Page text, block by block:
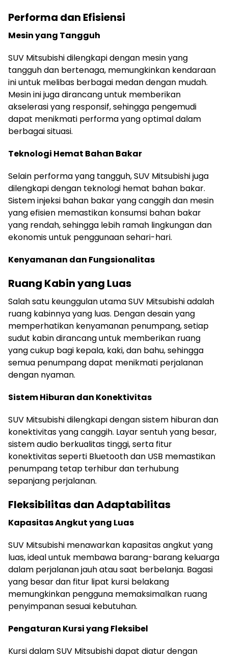
Performa dan Efisiensi
Mesin yang Tangguh
SUV Mitsubishi dilengkapi dengan mesin yang
tangguh dan bertenaga, memungkinkan kendaraan
ini untuk melibas berbagai medan dengan mudah.
Mesin ini juga dirancang untuk memberikan
akselerasi yang responsif, sehingga pengemudi
dapat menikmati performa yang optimal dalam
berbagai situasi.
Teknologi Hemat Bahan Bakar
Selain performa yang tangguh, SUV Mitsubishi juga
dilengkapi dengan teknologi hemat bahan bakar.
Sistem injeksi bahan bakar yang canggih dan mesin
yang efisien memastikan konsumsi bahan bakar
yang rendah, sehingga lebih ramah lingkungan dan
ekonomis untuk penggunaan sehari-hari.
Kenyamanan dan Fungsionalitas
Ruang Kabin yang Luas
Salah satu keunggulan utama SUV Mitsubishi adalah
ruang kabinnya yang luas. Dengan desain yang
memperhatikan kenyamanan penumpang, setiap
sudut kabin dirancang untuk memberikan ruang
yang cukup bagi kepala, kaki, dan bahu, sehingga
semua penumpang dapat menikmati perjalanan
dengan nyaman.
Sistem Hiburan dan Konektivitas
SUV Mitsubishi dilengkapi dengan sistem hiburan dan
konektivitas yang canggih. Layar sentuh yang besar,
sistem audio berkualitas tinggi, serta fitur
konektivitas seperti Bluetooth dan USB memastikan
penumpang tetap terhibur dan terhubung
sepanjang perjalanan.
Fleksibilitas dan Adaptabilitas
Kapasitas Angkut yang Luas
SUV Mitsubishi menawarkan kapasitas angkut yang
luas, ideal untuk membawa barang-barang keluarga
dalam perjalanan jauh atau saat berbelanja. Bagasi
yang besar dan fitur lipat kursi belakang
memungkinkan pengguna memaksimalkan ruang
penyimpanan sesuai kebutuhan.
Pengaturan Kursi yang Fleksibel
Kursi dalam SUV Mitsubishi dapat diatur dengan